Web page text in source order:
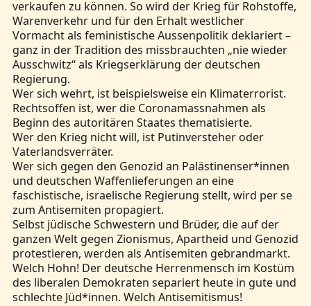
verkaufen zu können. So wird der Krieg für Rohstoffe,
Warenverkehr und für den Erhalt westlicher
Vormacht als feministische Aussenpolitik deklariert –
ganz in der Tradition des missbrauchten „nie wieder
Ausschwitz“ als Kriegserklärung der deutschen
Regierung.
Wer sich wehrt, ist beispielsweise ein Klimaterrorist.
Rechtsoffen ist, wer die Coronamassnahmen als
Beginn des autoritären Staates thematisierte.
Wer den Krieg nicht will, ist Putinversteher oder
Vaterlandsverräter.
Wer sich gegen den Genozid an Palästinenser*innen
und deutschen Waffenlieferungen an eine
faschistische, israelische Regierung stellt, wird per se
zum Antisemiten propagiert.
Selbst jüdische Schwestern und Brüder, die auf der
ganzen Welt gegen Zionismus, Apartheid und Genozid
protestieren, werden als Antisemiten gebrandmarkt.
Welch Hohn! Der deutsche Herrenmensch im Kostüm
des liberalen Demokraten separiert heute in gute und
schlechte Jüd*innen. Welch Antisemitismus!